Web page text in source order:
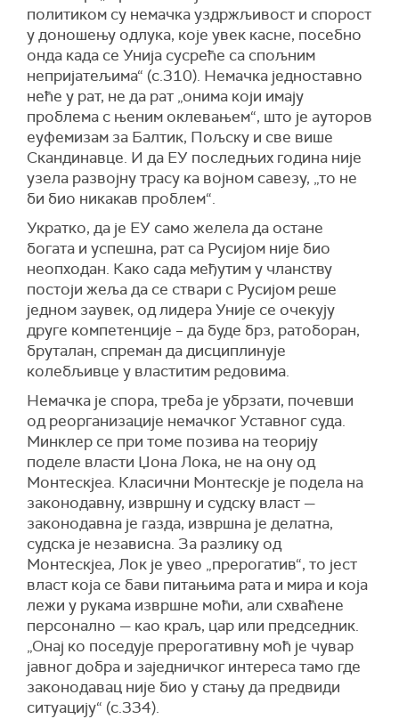
политиком су немачка уздржљивост и спорост
у доношењу одлука, које увек касне, посебно
онда када се Унија сусреће са спољним
непријатељима“ (с.310). Немачка једноставно
неће у рат, не да рат „онима који имају
проблема с њеним оклевањем“, што је ауторов
еуфемизам за Балтик, Пољску и све више
Скандинавце. И да ЕУ последњих година није
узела развојну трасу ка војном савезу, „то не
би био никакав проблем“.
Укратко, да је ЕУ само желела да остане
богата и успешна, рат са Русијом није био
неопходан. Како сада међутим у чланству
постоји жеља да се ствари с Русијом реше
једном заувек, од лидера Уније се очекују
друге компетенције – да буде брз, ратоборан,
бруталан, спреман да дисциплинује
колебљивце у властитим редовима.
Немачка је спора, треба је убрзати, почевши
од реорганизације немачког Уставног суда.
Минклер се при томе позива на теорију
поделе власти Џона Лока, не на ону од
Монтескјеа. Класични Монтескје је подела на
законодавну, извршну и судску власт —
законодавна је газда, извршна је делатна,
судска је независна. За разлику од
Монтескјеа, Лок је увео „прерогатив“, то јест
власт која се бави питањима рата и мира и која
лежи у рукама извршне моћи, али схваћене
персонално — као краљ, цар или председник.
„Онај ко поседује прерогативну моћ је чувар
јавног добра и заједничког интереса тамо где
законодавац није био у стању да предвиди
ситуацију“ (с.334).